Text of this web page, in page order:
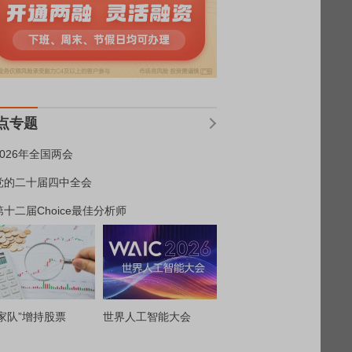
专题
年全国两会
的二十届四中全会
十二届Choice最佳分析师
队”增持股票 世界人工智能大会